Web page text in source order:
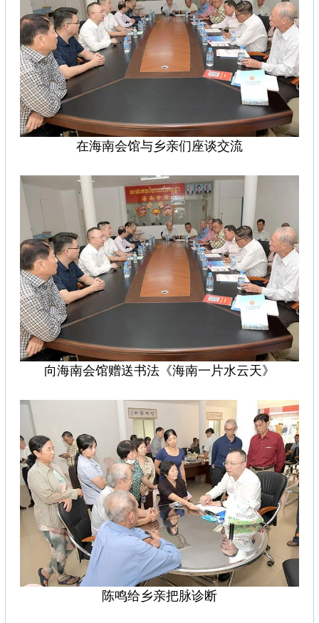
在海南会馆与乡亲们座谈交流
向海南会馆赠送书法《海南一片水云天》
陈鸣给乡亲把脉诊断